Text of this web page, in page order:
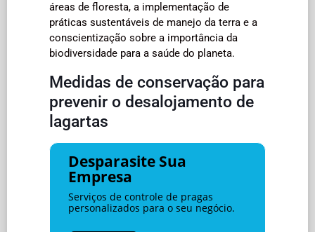
áreas de floresta, a implementação de
práticas sustentáveis de manejo da terra e a
conscientização sobre a importância da
biodiversidade para a saúde do planeta.
Medidas de conservação para
prevenir o desalojamento de
lagartas
Desparasite Sua
Empresa
Serviços de controle de pragas
personalizados para o seu negócio.